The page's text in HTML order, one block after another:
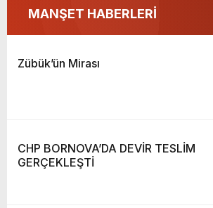
MANŞET HABERLERİ
Zübük’ün Mirası
CHP BORNOVA’DA DEVİR TESLİM
GERÇEKLEŞTİ